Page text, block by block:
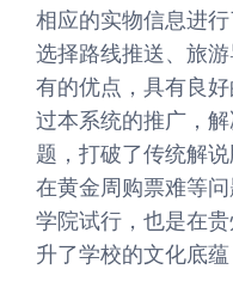
相应的实物信息进
选择路线推送、旅
有的优点，具有良
过本系统的推广，
题，打破了传统解
在黄金周购票难等
学院试行，也是在
升了学校的文化底